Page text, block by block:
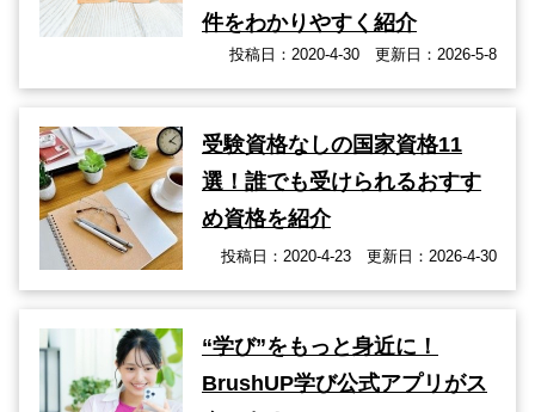
件をわかりやすく紹介
投稿日：2020-4-30 更新日：2026-5-8
受験資格なしの国家資格11
選！誰でも受けられるおすす
め資格を紹介
投稿日：2020-4-23 更新日：2026-4-30
“学び”をもっと身近に！
BrushUP学び公式アプリがス